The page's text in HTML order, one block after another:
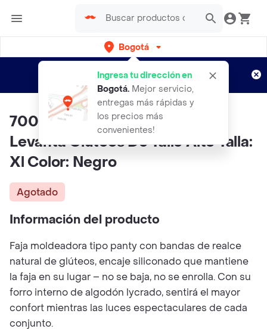
Bogotá
Ingresa tu dirección en
Bogotá. Mejor servicio,
entregas más rápidas y
los precios más
convenientes!
envíos gratis por semanas
Aplican TyC
70014js Panty Faja Moldeador
Levanta Glúteos De Talle Alto Talla:
Xl Color: Negro
Agotado
Información del producto
Faja moldeadora tipo panty con bandas de realce
natural de glúteos, encaje siliconado que mantiene
la faja en su lugar – no se baja, no se enrolla. Con su
forro interno de algodón lycrado, sentirá el mayor
confort mientras las luces espectaculares de cada
conjunto.